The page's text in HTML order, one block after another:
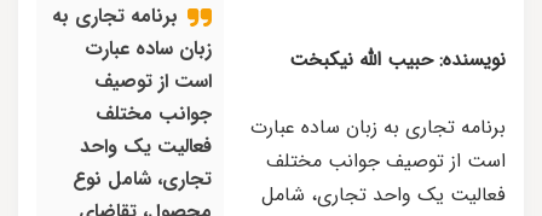
برنامه تجاری به
زبان ساده عبارت
است از توصیف
جوانب مختلف
فعالیت یک واحد
تجاری، شامل نوع
نویسنده: حبیب الله نیکبخت
برنامه تجاری به زبان ساده عبارت
است از توصیف جوانب مختلف
فعالیت یک واحد تجاری، شامل